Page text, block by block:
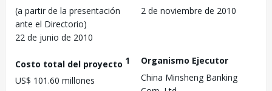
(a partir de la presentación
ante el Directorio)
22 de junio de 2010
2 de noviembre de 2010
Costo total del proyecto 1
US$ 101.60 millones
Organismo Ejecutor
China Minsheng Banking